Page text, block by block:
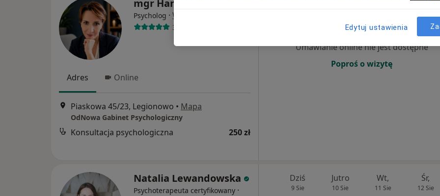
mgr Hanna Głos
Psycholog · Więcej
36 opinii
Adres Online
Piaskowa 45/23, Legionowo • Mapa
OdNowa Gabinet Psychologiczny
Konsultacja psychologiczna 250 zł
Wt, Śr,
Umawianie online nie jest dostępne
Poproś o wizytę
Natalia Lewandowska
Psychoterapeuta certyfikowany ·
Dziś
9 Sie
Jutro
10 Sie
Wt,
11 Sie
Śr,
12 Sie
Edytuj ustawienia